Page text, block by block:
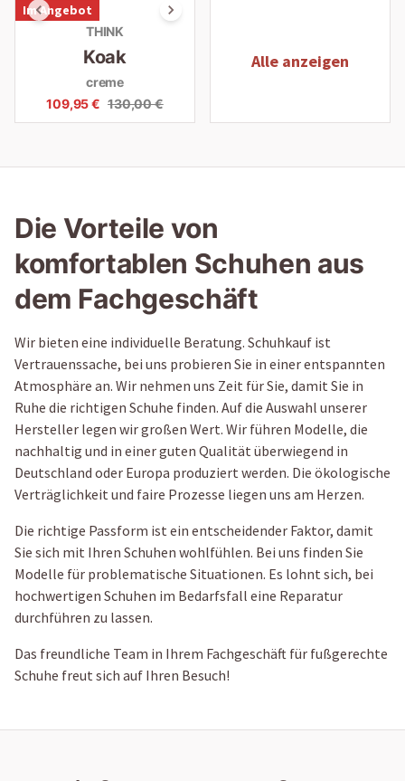
Im Angebot
THINK
Koak
creme
109,95 € 130,00 €
Alle anzeigen
Die Vorteile von
komfortablen Schuhen aus
dem Fachgeschäft
Wir bieten eine individuelle Beratung. Schuhkauf ist
Vertrauenssache, bei uns probieren Sie in einer entspannten
Atmosphäre an. Wir nehmen uns Zeit für Sie, damit Sie in
Ruhe die richtigen Schuhe finden. Auf die Auswahl unserer
Hersteller legen wir großen Wert. Wir führen Modelle, die
nachhaltig und in einer guten Qualität überwiegend in
Deutschland oder Europa produziert werden. Die ökologische
Verträglichkeit und faire Prozesse liegen uns am Herzen.
Die richtige Passform ist ein entscheidender Faktor, damit
Sie sich mit Ihren Schuhen wohlfühlen. Bei uns finden Sie
Modelle für problematische Situationen. Es lohnt sich, bei
hochwertigen Schuhen im Bedarfsfall eine Reparatur
durchführen zu lassen.
Das freundliche Team in Ihrem Fachgeschäft für fußgerechte
Schuhe freut sich auf Ihren Besuch!